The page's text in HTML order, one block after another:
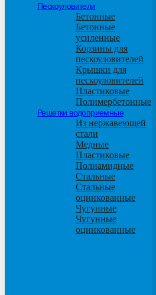
Пескоуловители
Бетонные
Бетонные
усиленные
Корзины для
пескоуловителей
Крышки для
пескоуловителей
Пластиковые
Полимербетонные
Решетки водоприемные
Из нержавеющей
стали
Медные
Пластиковые
Полиамидные
Стальные
Стальные
оцинкованные
Чугунные
Чугунные
оцинкованные